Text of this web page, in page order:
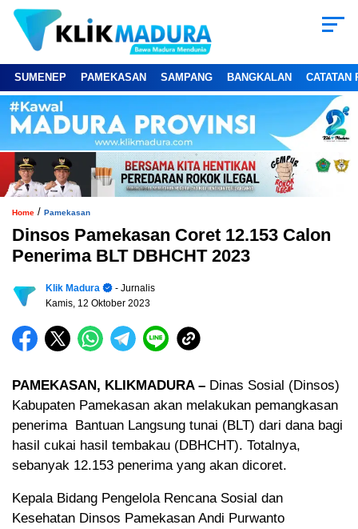
SUMENEP PAMEKASAN SAMPANG BANGKALAN CATATAN
Home / Pamekasan
Dinsos Pamekasan Coret 12.153 Calon
Penerima BLT DBHCHT 2023
Klik Madura
- Jurnalis
Kamis, 12 Oktober 2023
PAMEKASAN, KLIKMADURA – Dinas Sosial (Dinsos)
Kabupaten Pamekasan akan melakukan pemangkasan
penerima Bantuan Langsung tunai (BLT) dari dana bagi
hasil cukai hasil tembakau (DBHCHT). Totalnya,
sebanyak 12.153 penerima yang akan dicoret.
Kepala Bidang Pengelola Rencana Sosial dan
Kesehatan Dinsos Pamekasan Andi Purwanto